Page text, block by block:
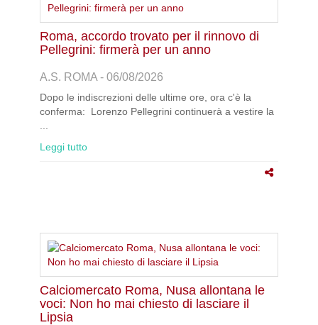
Roma, accordo trovato per il rinnovo di
Pellegrini: firmerà per un anno
A.S. ROMA - 06/08/2026
Dopo le indiscrezioni delle ultime ore, ora c'è la
conferma: Lorenzo Pellegrini continuerà a vestire la
...
Leggi tutto
Calciomercato Roma, Nusa allontana le
voci: Non ho mai chiesto di lasciare il
Lipsia